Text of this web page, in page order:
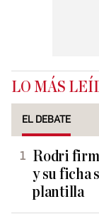
LO MÁS
EL DEBATE
Rodri
y su ficha
plantilla